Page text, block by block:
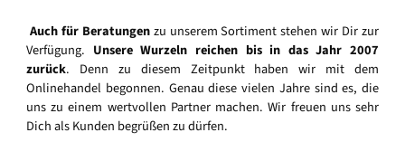
Auch für Beratungenzu unserem Sortiment stehen wir Dir zur
Verfügung. Unsere Wurzeln reichen bis in das Jahr 2007
zurück. Denn zu diesem Zeitpunkt haben wir mit dem
Onlinehandel begonnen. Genau diese vielen Jahre sind es, die
uns zu einem wertvollen Partner machen. Wir freuen uns sehr
Dich als Kunden begrüßen zu dürfen.